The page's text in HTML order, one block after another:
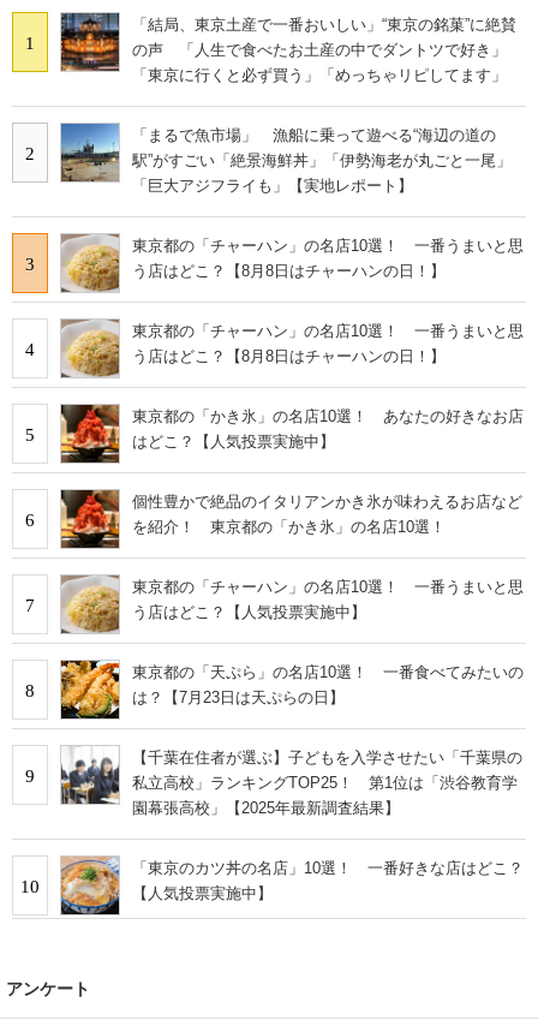
1
「結局、東京土産で一番おいしい」“東京の銘菓”に絶賛
の声 「人生で食べたお土産の中でダントツで好き」
「東京に行くと必ず買う」「めっちゃリピしてます」
2
「まるで魚市場」 漁船に乗って遊べる“海辺の道の
駅”がすごい「絶景海鮮丼」「伊勢海老が丸ごと一尾」
「巨大アジフライも」【実地レポート】
3
東京都の「チャーハン」の名店10選！ 一番うまいと思
う店はどこ？【8月8日はチャーハンの日！】
4
東京都の「チャーハン」の名店10選！ 一番うまいと思
う店はどこ？【8月8日はチャーハンの日！】
5
東京都の「かき氷」の名店10選！ あなたの好きなお店
はどこ？【人気投票実施中】
6
個性豊かで絶品のイタリアンかき氷が味わえるお店など
を紹介！ 東京都の「かき氷」の名店10選！
7
東京都の「チャーハン」の名店10選！ 一番うまいと思
う店はどこ？【人気投票実施中】
8
東京都の「天ぷら」の名店10選！ 一番食べてみたいの
は？【7月23日は天ぷらの日】
9
【千葉在住者が選ぶ】子どもを入学させたい「千葉県の
私立高校」ランキングTOP25！ 第1位は「渋谷教育学
園幕張高校」【2025年最新調査結果】
10
「東京のカツ丼の名店」10選！ 一番好きな店はどこ？
【人気投票実施中】
アンケート